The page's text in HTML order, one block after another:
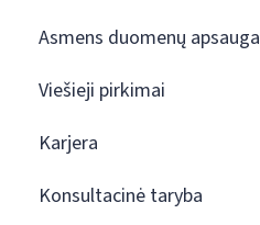
Asmens duomenų apsauga
Viešieji pirkimai
Karjera
Konsultacinė taryba